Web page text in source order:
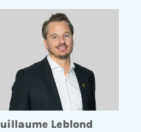
Leblond